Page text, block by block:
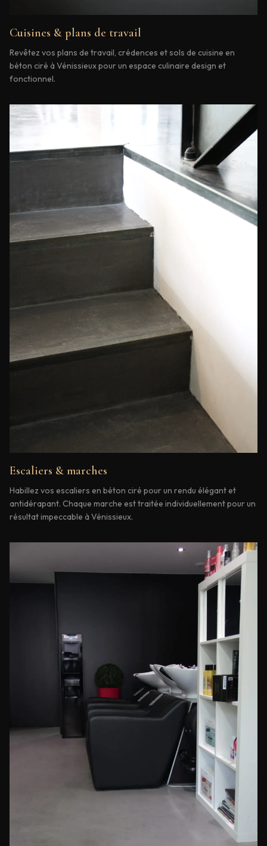
Cuisines & plans de travail
Revêtez vos plans de travail, crédences et sols de cuisine en
béton ciré à Vénissieux pour un espace culinaire design et
fonctionnel.
Escaliers & marches
Habillez vos escaliers en béton ciré pour un rendu élégant et
antidérapant. Chaque marche est traitée individuellement pour un
résultat impeccable à Vénissieux.